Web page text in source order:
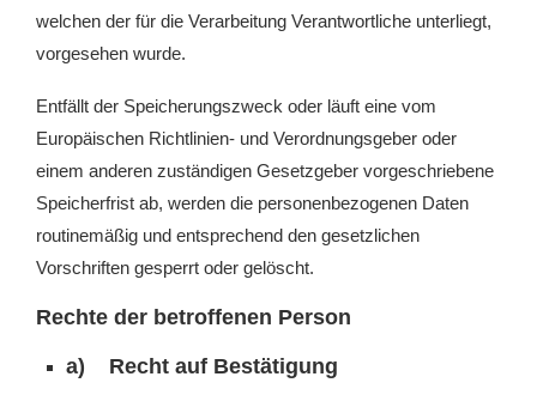
welchen der für die Verarbeitung Verantwortliche unterliegt,
vorgesehen wurde.
Entfällt der Speicherungszweck oder läuft eine vom
Europäischen Richtlinien- und Verordnungsgeber oder
einem anderen zuständigen Gesetzgeber vorgeschriebene
Speicherfrist ab, werden die personenbezogenen Daten
routinemäßig und entsprechend den gesetzlichen
Vorschriften gesperrt oder gelöscht.
Rechte der betroffenen Person
a) Recht auf Bestätigung